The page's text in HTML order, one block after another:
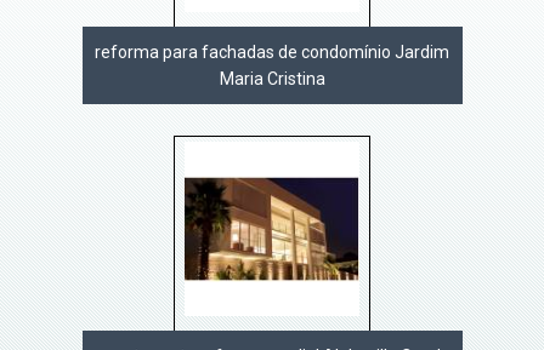
reforma para fachadas de condomínio Jardim
Maria Cristina